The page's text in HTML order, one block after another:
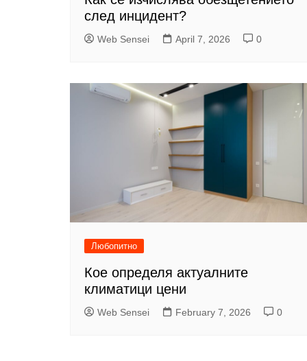
след инцидент?
Web Sensei April 7, 2026 0
Любопитно
Кое определя актуалните
климатици цени
Web Sensei February 7, 2026 0